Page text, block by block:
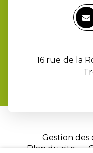
16 rue de la
Gestion des
Plan du site